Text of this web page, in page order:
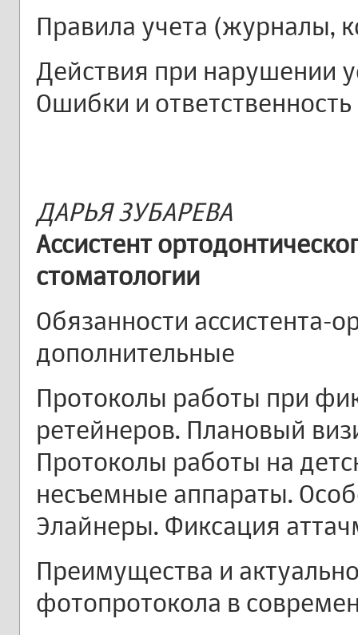
Правила учета (журналы,
Действия при нарушении
Ошибки и ответственность
ДАРЬЯ ЗУБАРЕВА
Ассистент
стоматологии
Обязанности ассистента-
дополнительные
Протоколы работы при
ретейнеров. Плановый
Протоколы работы на
несъемные аппараты.
Элайнеры. Фиксация
Преимущества и
фотопротокола в